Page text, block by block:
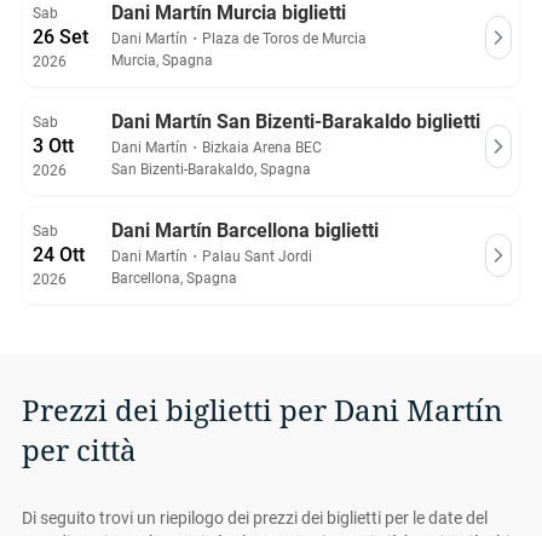
Sab
26 Set
2026
Dani Martín Murcia biglietti
Dani Martín ・ Plaza de Toros de Murcia
Murcia, Spagna
Sab
3 Ott
2026
Dani Martín San Bizenti-Barakaldo biglietti
Dani Martín ・ Bizkaia Arena BEC
San Bizenti-Barakaldo, Spagna
Sab
24 Ott
2026
Dani Martín Barcellona biglietti
Dani Martín ・ Palau Sant Jordi
Barcellona, Spagna
Prezzi dei biglietti per Dani Martín
per città
Di seguito trovi un riepilogo dei prezzi dei biglietti per le date del